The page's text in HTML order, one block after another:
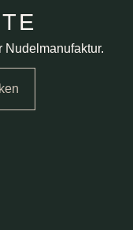
Nudelmanufaktur.